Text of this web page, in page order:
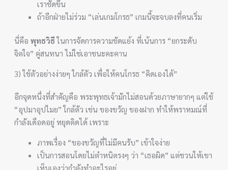
เราชัดขึ้น
ถ้าอีกฝ่ายไม่ร่วม “เล่นเกมโกรธ” เกมนี้จะจบลงที่คนเริ่ม
นี่คือพุทธวิธี ในการจัดการความขัดแย้ง ที่เน้นการ “ยกระดับ
จิตใจ” คู่สนทนา ไม่ใช่เอาชนะคะคาน
3) ใช้ตัวอย่างง่ายๆ ใกล้ตัว เพื่อให้คนโกรธ “คิดเองได้”
อีกจุดหนึ่งที่สำคัญคือ พระพุทธเจ้ามักไม่สอนด้วยภาษายากๆ แต่ใช้
“อุปมาอุปไมย” ใกล้ตัว เช่น ของขวัญ ของฝาก ทำให้พราหมณ์ที่
กำลังเดือดอยู่ หยุดคิดได้ เพราะ
ภาพเรื่อง “ของขวัญที่ไม่มีคนรับ” เข้าใจง่าย
เป็นการสอนโดยไม่ตำหนิตรงๆ ว่า “เธอผิด” แต่ชวนให้เขา
เห็นเองว่ากำลังทำอะไรอยู่